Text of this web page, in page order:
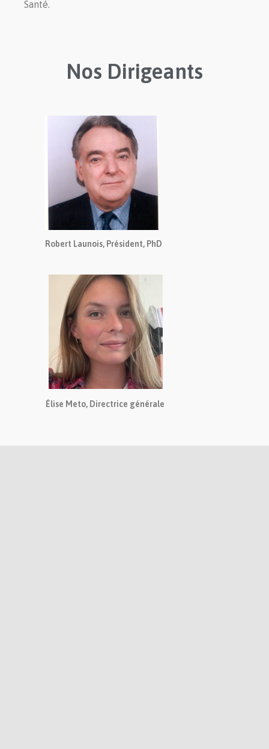
Santé.
Nos Dirigeants
Robert Launois, Président, PhD
Élise Meto, Directrice générale